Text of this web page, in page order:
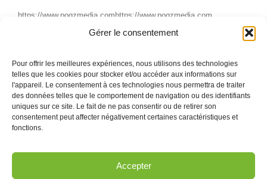
Gérer le consentement
Pour offrir les meilleures expériences, nous utilisons des technologies
telles que les cookies pour stocker et/ou accéder aux informations sur
l'appareil. Le consentement à ces technologies nous permettra de traiter
des données telles que le comportement de navigation ou des identifiants
uniques sur ce site. Le fait de ne pas consentir ou de retirer son
consentement peut affecter négativement certaines caractéristiques et
fonctions.
Accepter
https://www.pogzmedia.comhttps://www.pogzmedia.com
Contactez-nous ! · Québec, Montréal, Saint-Nicolas ·